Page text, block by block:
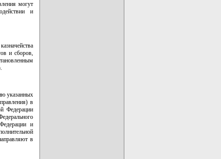
могут
и
и сборов,
указанных
в
Федерации
и
в